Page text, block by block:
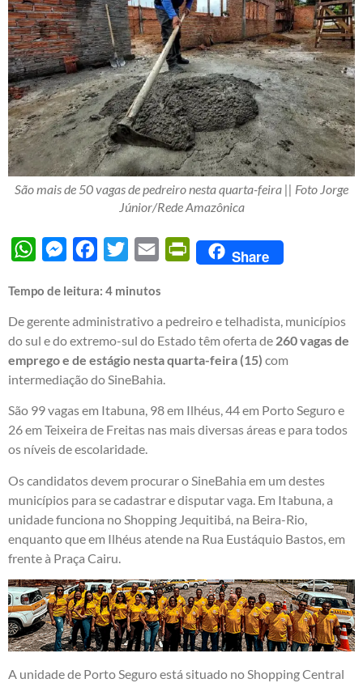
São mais de 50 vagas de pedreiro nesta quarta-feira || Foto Jorge
Júnior/Rede Amazônica
WhatsAppMessengerFacebook
Twitter Email PrintFriendly
Share
Tempo de leitura: 4 minutos
De gerente administrativo a pedreiro e telhadista, municípios
do sul e do extremo-sul do Estado têm oferta de 260 vagas de
emprego e de estágio nesta quarta-feira (15) com
intermediação do SineBahia.
São 99 vagas em Itabuna, 98 em Ilhéus, 44 em Porto Seguro e
26 em Teixeira de Freitas nas mais diversas áreas e para todos
os níveis de escolaridade.
Os candidatos devem procurar o SineBahia em um destes
municípios para se cadastrar e disputar vaga. Em Itabuna, a
unidade funciona no Shopping Jequitibá, na Beira-Rio,
enquanto que em Ilhéus atende na Rua Eustáquio Bastos, em
frente à Praça Cairu.
A unidade de Porto Seguro está situado no Shopping Central